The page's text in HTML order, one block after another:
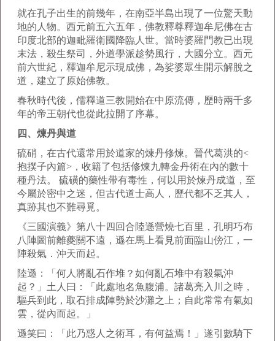
就在孔子出生的前幾年，在南亞半島出現了一位驚天動
地的人物。西元前五六五年，佛教釋尊釋迦牟尼佛在古
印度北部的迦毗羅衛國降臨人世。當時婆羅門教已出現
末法，殺生祭司，外道學派趁勢風行，大國分立。西元
前六世紀，釋迦牟尼示現成佛，為娑婆眾生開示解脫之
道，建立了原始佛教。
春秋時代後，儒釋道三教開始在中原流傳，歷時兩千多
年的帝王朝代也從此拉開了序幕。
四、煉丹與道
硫硝，在古代還常用於道家的煉丹修煉。晉代葛洪的<
抱撲子內篇>，收籍了包括修煉九轉金丹術在內的數十
種丹法。 硫磺的藥性帶有毒性，何以用於煉丹成道，至
今屬於密中之迷，但古代道士高人，歷代都不乏其人，
真跡其也不難尋覓。
《三國演義》第八十四回合陸遜營燒七百里，孔明巧布
八陣圖前離夔關不遠，遜在馬上看見前面臨山傍江，一
陣殺氣．沖天而起。
陸遜：「何人將亂石作堆？如何亂石堆中有殺氣沖
起？」土人曰：「此處地名魚腹浦。諸葛亮入川之時，
驅兵到此，取石排成陣勢於沙灘之上；自此常常有氣如
雲，從內而起。」
遜笑曰：「此乃惑人之術耳，有何益焉！」遂引數騎下